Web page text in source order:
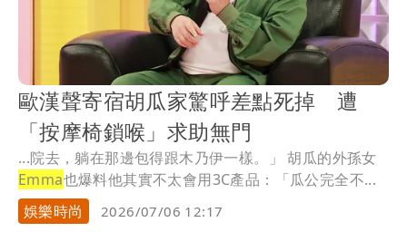
歐漢聲寄宿胡瓜家驚呼差點死掉 遭
「按摩椅鎖喉」求助無門
...院去，躺在那邊包得跟木乃伊一樣。」 胡瓜的外孫女
Emma也爆料他其實不太會用3C產品：「瓜公完全不...
娛樂時尚
2026/07/06 12:17